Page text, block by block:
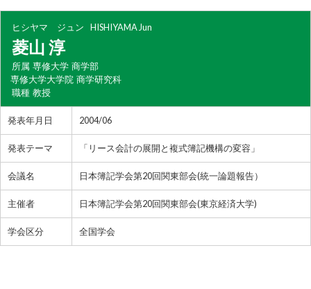
ヒシヤマ ジュン HISHIYAMA Jun
菱山 淳
所属 専修大学 商学部
専修大学大学院 商学研究科
職種 教授
発表年月日 2004/06
発表テーマ 「リース会計の展開と複式簿記機構の変容」
会議名 日本簿記学会第20回関東部会(統一論題報告）
主催者 日本簿記学会第20回関東部会(東京経済大学)
学会区分 全国学会